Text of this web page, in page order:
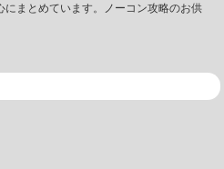
まとめています。ノーコン攻略のお供